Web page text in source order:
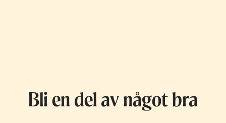
Bli en del av något bra